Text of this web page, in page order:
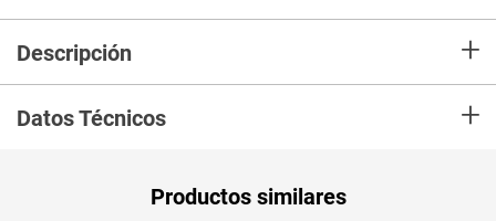
Descripción +
Datos Técnicos +
Productos similares